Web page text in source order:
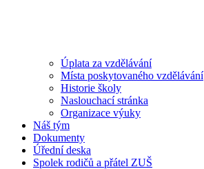
Úplata za vzdělávání
Místa poskytovaného vzdělávání
Historie školy
Naslouchací stránka
Organizace výuky
Náš tým
Dokumenty
Úřední deska
Spolek rodičů a přátel ZUŠ